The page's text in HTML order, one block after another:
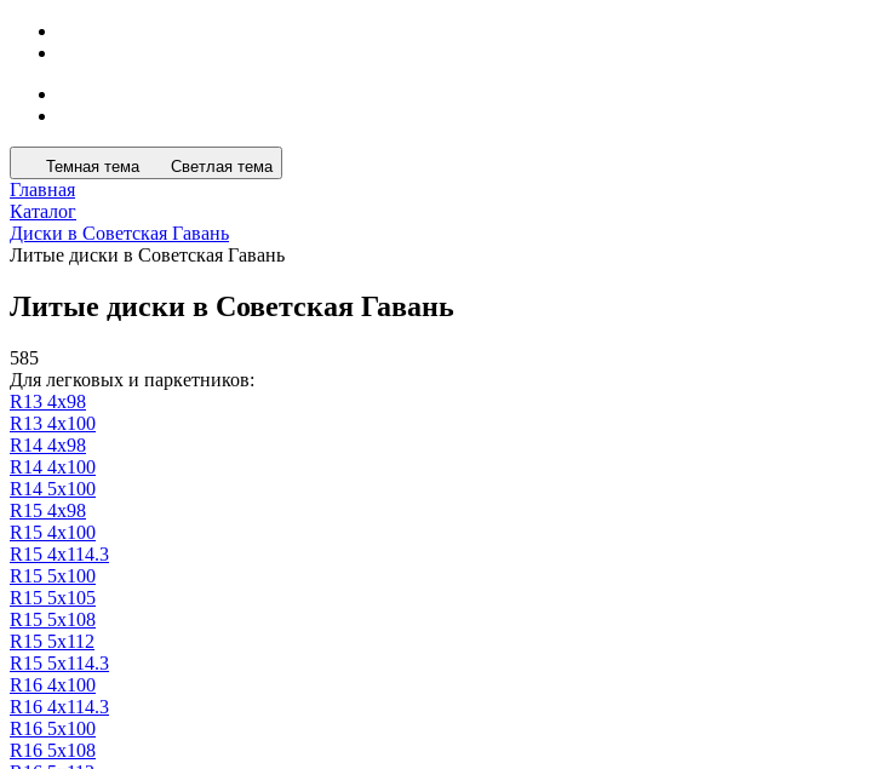
Темная тема Светлая тема
Главная
Каталог
Диски в Советская Гавань
Литые диски в Советская Гавань
Литые диски в Советская Гавань
585
Для легковых и паркетников:
R13 4х98
R13 4х100
R14 4х98
R14 4х100
R14 5х100
R15 4х98
R15 4х100
R15 4х114.3
R15 5х100
R15 5x105
R15 5х108
R15 5х112
R15 5х114.3
R16 4х100
R16 4х114.3
R16 5х100
R16 5х108